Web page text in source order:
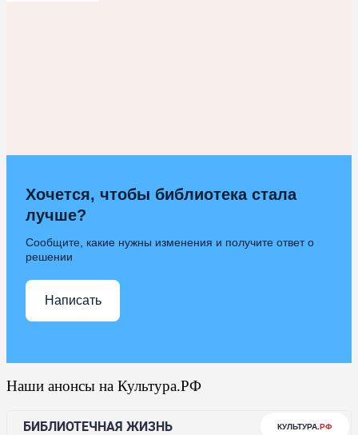
Хочется, чтобы библиотека стала
лучше?
Сообщите, какие нужны изменения и получите ответ о
решении
Написать
Наши анонсы на Культура.РФ